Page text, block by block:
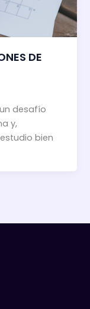
DE
desafío
y,
bien